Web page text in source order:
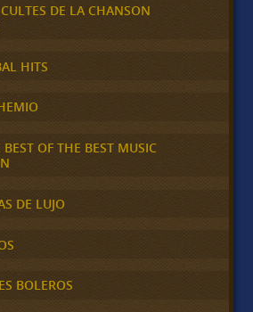
DE LA CHANSON
HITS
OF THE BEST MUSIC
DE LUJO
BOLEROS